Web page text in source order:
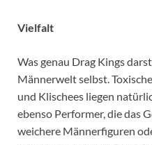
Vielfalt
Was genau Drag Kings
Männerwelt selbst.
und Klischees liegen
ebenso Performer, die das
weichere Männerfiguren